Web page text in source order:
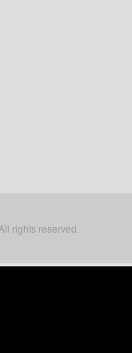
rights reserved.